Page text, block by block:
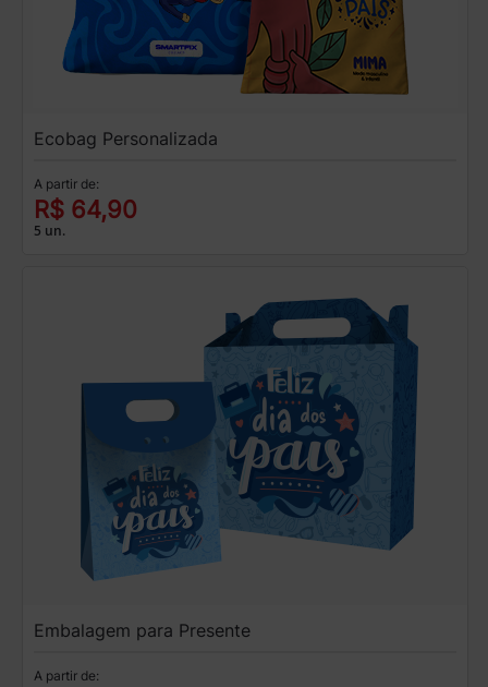
Ecobag Personalizada
A partir de:
R$ 64,90
5 un.
Embalagem para Presente
A partir de: